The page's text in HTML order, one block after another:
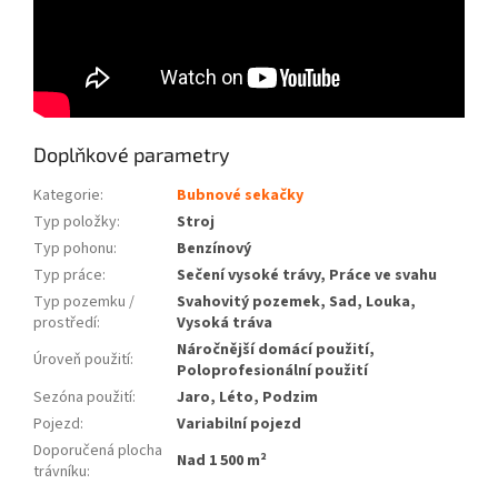
Doplňkové parametry
Kategorie:
Bubnové sekačky
Typ položky:
Stroj
Typ pohonu:
Benzínový
Typ práce:
Sečení vysoké trávy, Práce ve svahu
Typ pozemku /
prostředí:
Svahovitý pozemek, Sad, Louka,
Vysoká tráva
Úroveň použití:
Náročnější domácí použití,
Poloprofesionální použití
Sezóna použití:
Jaro, Léto, Podzim
Pojezd:
Variabilní pojezd
Doporučená plocha
trávníku:
Nad 1 500 m²